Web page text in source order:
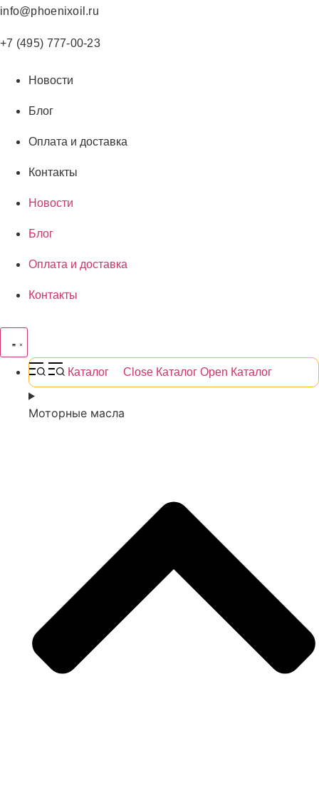
Перейти
содержимому
info@phoenixoil.ru
+7 (495) 777-00-23
Новости
Блог
Оплата и доставка
Контакты
Новости
Блог
Оплата и доставка
Контакты
Каталог Close Каталог Open Каталог
Моторные масла